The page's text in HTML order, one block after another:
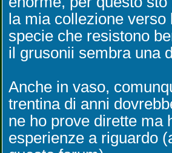
la mia collezione verso
specie che resistono
il grusonii sembra una
Anche in vaso,
trentina di anni
ne ho prove dirette ma
esperienze a riguardo